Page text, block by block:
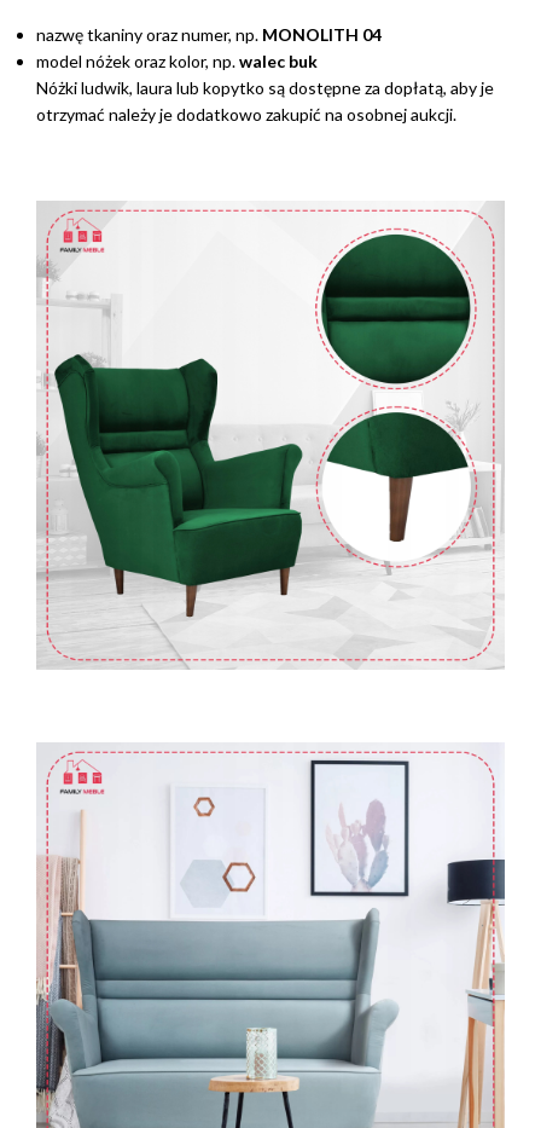
nazwę tkaniny oraz numer, np. MONOLITH 04
model nóżek oraz kolor, np.walec buk
Nóżki ludwik, laura lub kopytko są dostępne za dopłatą, aby je
otrzymać należy je dodatkowo zakupić na osobnej aukcji.